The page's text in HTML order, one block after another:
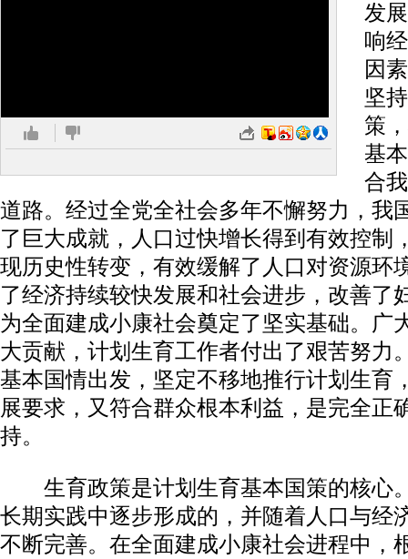
发
响
因
坚
策
基
合
道路。经过全党全社会多年不懈努力，我
了巨大成就，人口过快增长得到有效控制
现历史性转变，有效缓解了人口对资源环
了经济持续较快发展和社会进步，改善了
为全面建成小康社会奠定了坚实基础。广
大贡献，计划生育工作者付出了艰苦努力
基本国情出发，坚定不移地推行计划生育
展要求，又符合群众根本利益，是完全正
持。
生育政策是计划生育基本国策的核心
长期实践中逐步形成的，并随着人口与经
不断完善。在全面建成小康社会进程中，